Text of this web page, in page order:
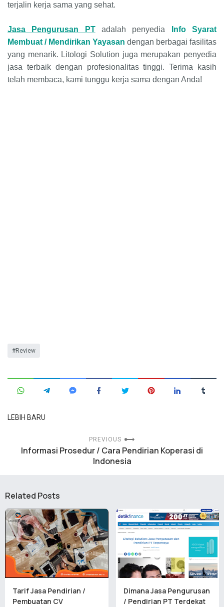
terjalin kerja sama yang sehat.
Jasa Pengurusan PTadalah penyedia
Info Syarat
Membuat / Mendirikan Yayasan dengan berbagai fasilitas
yang menarik. Litologi Solution juga merupakan penyedia
jasa terbaik dengan profesionalitas tinggi. Terima kasih
telah membaca, kami tunggu kerja sama dengan Anda!
Review
LEBIH BARU
PREVIOUS
Informasi Prosedur / Cara Pendirian Koperasi di
Indonesia
Related Posts
Tarif Jasa Pendirian /
Pembuatan CV
Dimana Jasa Pengurusan
/ Pendirian PT Terdekat